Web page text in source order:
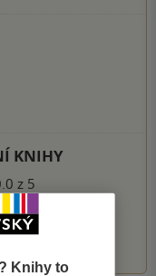
KNIHY
z 5
Knihy to